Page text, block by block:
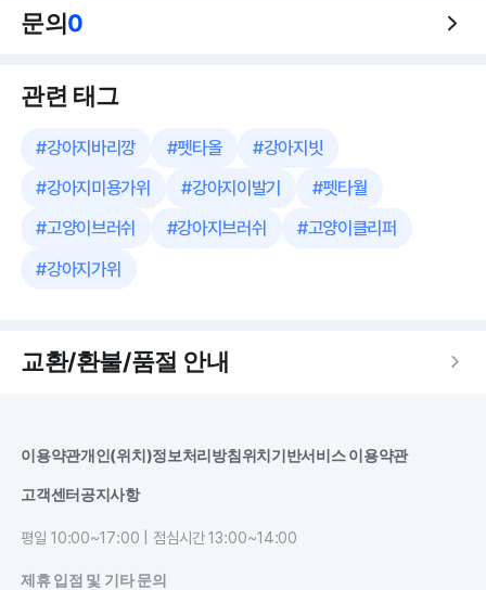
문의0
관련 태그
#강아지바리깡 #펫타올 #강아지빗
#강아지미용가위 #강아지이발기 #펫타월
#고양이브러쉬 #강아지브러쉬 #고양이클리퍼
#강아지가위
교환/환불/품절 안내
이용약관개인(위치)정보처리방침위치기반서비스 이용약관
고객센터공지사항
평일 10:00~17:00 | 점심시간 13:00~14:00
제휴 입점 및 기타 문의